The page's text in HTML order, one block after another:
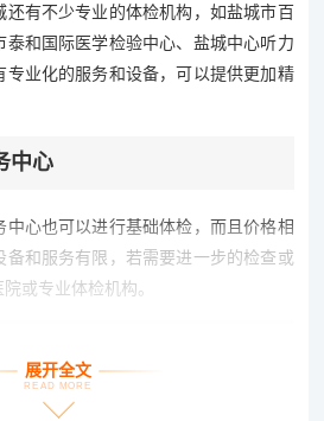
还有不少专业的体检机构，如盐城市百
泰和国际医学检验中心、盐城中心听力
专业化的服务和设备，可以提供更加精
中心
中心也可以进行基础体检，而且价格相
备和服务有限，若需要进一步的检查或
或专业体检机构。
格检查、生化指标检查、X光检查等几
展开全文
READ MORE